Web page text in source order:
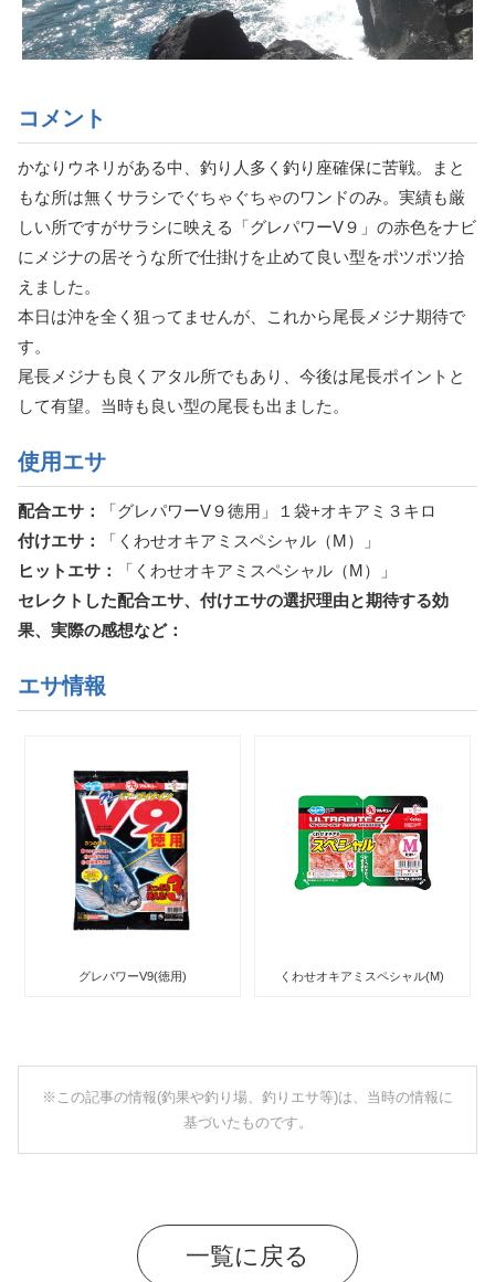
コメント
かなりウネリがある中、釣り人多く釣り座確保に苦戦。まと
もな所は無くサラシでぐちゃぐちゃのワンドのみ。実績も厳
しい所ですがサラシに映える「グレパワーV９」の赤色をナビ
にメジナの居そうな所で仕掛けを止めて良い型をポツポツ拾
えました。
本日は沖を全く狙ってませんが、これから尾長メジナ期待で
す。
尾長メジナも良くアタル所でもあり、今後は尾長ポイントと
して有望。当時も良い型の尾長も出ました。
使用エサ
配合エサ：
「グレパワーV９徳用」１袋+オキアミ３キロ
付けエサ：
「くわせオキアミスペシャル（M）」
ヒットエサ：
「くわせオキアミスペシャル（M）」
セレクトした配合エサ、付けエサの選択理由と期待する効
果、実際の感想など：
エサ情報
グレパワーV9(徳用) くわせオキアミスペシャル(M)
※この記事の情報(釣果や釣り場、釣りエサ等)は、当時の情報に
基づいたものです。
一覧に戻る